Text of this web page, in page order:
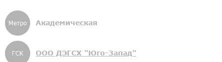
Метро Академическая
ГСК ООО ДЭГСХ "Юго-Запад"